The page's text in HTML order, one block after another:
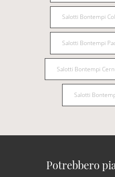
Salotti Bontempi
Salotti Bontempi
Salotti Bontempi
Salotti
Potrebbero